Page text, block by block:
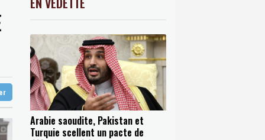
de défense
en eau libre
l'emploi américain
-0.41%
0.46% 4322.09 €
Arabie saoudite, Pakistan et
Turquie scellent un pacte de